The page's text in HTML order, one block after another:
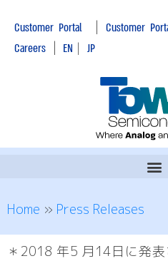
Customer Portal| Customer
Careers | EN | JP
Home » Press Releases
＊2018 年5 月14日に発